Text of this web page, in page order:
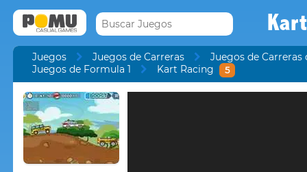
Juegos Juegos de Carreras
Juegos de Carreras
Juegos de Formula 1
Kart Racing 5